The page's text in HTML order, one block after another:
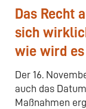
Das Recht
sich
wie wird
Der 16.
auch das
Maßnahmen